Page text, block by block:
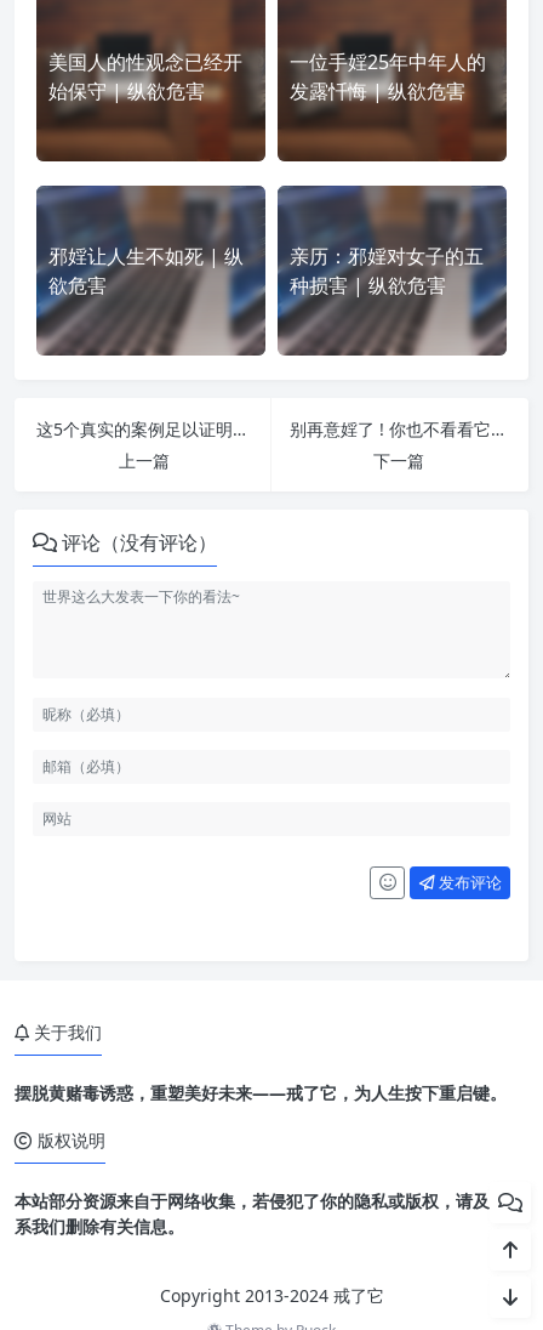
美国人的性观念已经开
始保守 | 纵欲危害
一位手婬25年中年人的
发露忏悔 | 纵欲危害
邪婬让人生不如死 | 纵
欲危害
亲历：邪婬对女子的五
种损害 | 纵欲危害
这5个真实的案例足以证明嫖倡的可怕 | 纵欲危害
上一篇
别再意婬了 ! 你也不看看它危害有多大 | 纵欲危害
下一篇
评论（没有评论）
发布评论
关于我们
摆脱黄赌毒诱惑，重塑美好未来——戒了它，为人生按下重启键。
版权说明
本站部分资源来自于网络收集，若侵犯了你的隐私或版权，请及时联
系我们删除有关信息。
Copyright 2013-2024 戒了它